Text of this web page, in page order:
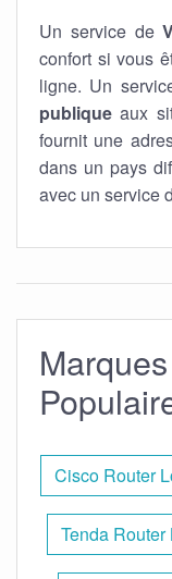
Un service de
confort si vous
ligne. Un
publique aux
fournit une
dans un pays
avec un service
Cisco Router
Tenda Router